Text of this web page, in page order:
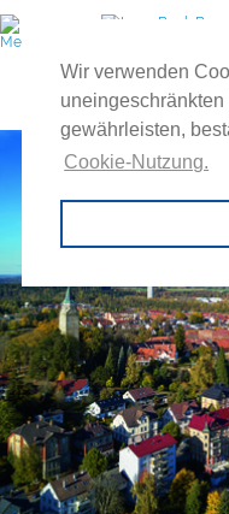
Wir verwenden
uneingeschränkten
gewährleisten,
Cookie-Nutzung.
Ihr Reiseveranstalter
Vereinsreisen,
uvm.